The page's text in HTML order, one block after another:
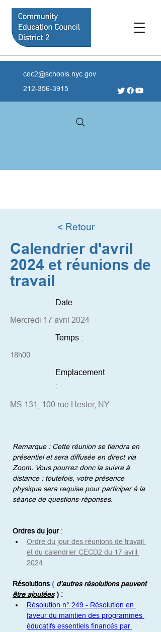
cec2@schools.nyc.gov
212-356-3915
< Retour
Calendrier d'avril
2024 et réunions de
travail
Date :
Mercredi 17 avril 2024
Temps :
18h00
Emplacement
:
MS 131, 100 rue Hester, NY
Remarque : Cette réunion se tiendra en
présentiel et sera diffusée en direct via
Zoom. Vous pourrez donc la suivre à
distance ; toutefois, votre présence
physique sera requise pour participer à la
séance de questions-réponses.
Ordres du jour :
Ordre du jour des réunions de travail
et du calendrier CECD2 du 17 avril
2024
Résolutions ( d'autres résolutions peuvent
être ajoutées ) :
Résolution n° 249 - Résolution en
faveur du maintien des programmes
éducatifs essentiels financés par